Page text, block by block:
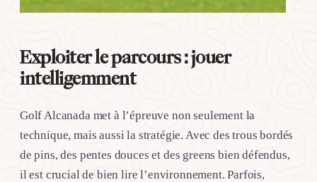
Exploiter le parcours : jouer
intelligemment
Golf Alcanada met à l’épreuve non seulement la
technique, mais aussi la stratégie. Avec des trous bordés
de pins, des pentes douces et des greens bien défendus,
il est crucial de bien lire l’environnement. Parfois,